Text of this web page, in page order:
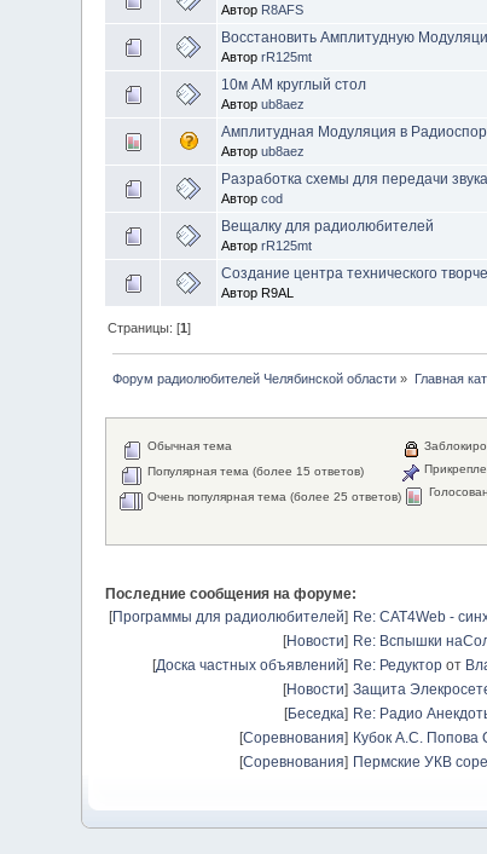
Автор R8AFS
Восстановить Амплитудную
АвторrR125mt
10м АМ круглый стол
Авторub8aez
Амплитудная Модуляция в
Авторub8aez
Разработка схемы для передачи
Авторcod
Вещалку для радиолюбителей
АвторrR125mt
Создание центра технического
Автор R9AL
Страницы: [1]
Форум радиолюбителей Челябинской области » Главная
Обычная тема
Популярная тема (более 15 ответов)
Очень популярная тема (более 25 ответов)
Последние сообщения на форуме:
[Программы для радиолюбителей] Re: CAT4Web -
[Новости] Re: Вспышки
[Доска частных объявлений] Re: Редуктор от
[Новости] Защита
[Беседка] Re: Радио
[Соревнования] Кубок А.С. Попова
[Соревнования] Пермские УКВ